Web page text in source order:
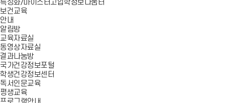
특성화/마이스터고입학정보나눔터
보건교육
안내
알림방
교육자료실
동영상자료실
결과나눔방
국가건강정보포털
학생건강정보센터
독서인문교육
평생교육